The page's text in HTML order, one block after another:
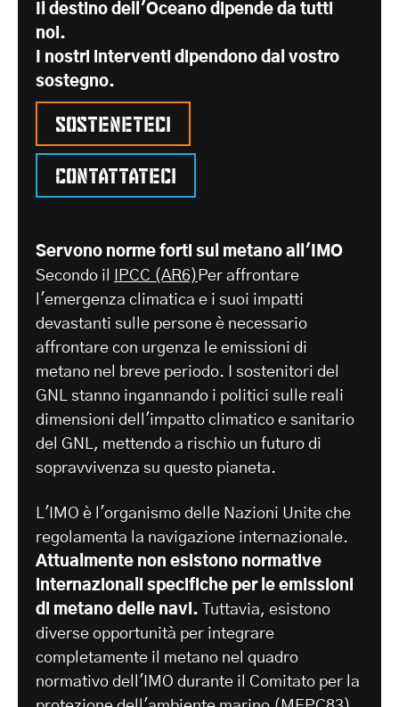
Il destino dell'Oceano dipende da tutti
noi.
I nostri interventi dipendono dal vostro
sostegno.
Sosteneteci
Contattateci
Servono norme forti sul metano all'IMO
Secondo il
IPCC (AR6) Per affrontare
l'emergenza climatica e i suoi impatti
devastanti sulle persone è necessario
affrontare con urgenza le emissioni di
metano nel breve periodo. I sostenitori del
GNL stanno ingannando i politici sulle reali
dimensioni dell'impatto climatico e sanitario
del GNL, mettendo a rischio un futuro di
sopravvivenza su questo pianeta.
L'IMO è l'organismo delle Nazioni Unite che
regolamenta la navigazione internazionale.
Attualmente non esistono normative
internazionali specifiche per le emissioni
di metano delle navi.
Tuttavia, esistono
diverse opportunità per integrare
completamente il metano nel quadro
normativo dell'IMO durante il Comitato per la